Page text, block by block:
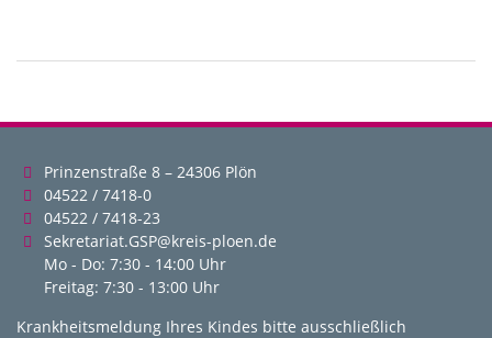
Prinzenstraße 8 – 24306 Plön
04522 / 7418-0
04522 / 7418-23
Sekretariat.GSP@kreis-ploen.de
Mo - Do: 7:30 - 14:00 Uhr
Freitag: 7:30 - 13:00 Uhr
Krankheitsmeldung Ihres Kindes bitte ausschließlich